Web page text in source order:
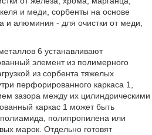
и меди, сорбенты на основе
и алюминия - для очистки от меди,
6 устанавливают
элемент из полимерного
из сорбента тяжелых
перфорированного каркаса 1,
зазора между их цилиндрическими
каркас 1 может быть
полипропилена или
марок. Отдельно готовят